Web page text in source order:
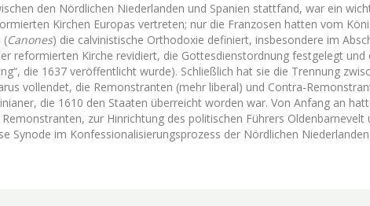
den Nördlichen Niederlanden und Spanien stattfand, war ein
Kirchen Europas vertreten; nur die Franzosen hatten vom
(Canones) die calvinistische Orthodoxie definiert, insbesondere im
reformierten Kirche revidiert, die Gottesdienstordnung festgelegt und
die 1637 veröffentlicht wurde). Schließlich hat sie die Trennung
vollendet, die Remonstranten (mehr liberal) und Contra-
die 1610 den Staaten überreicht worden war. Von Anfang an
zur Hinrichtung des politischen Führers Oldenbarnevelt
Synode im Konfessionalisierungsprozess der Nördlichen